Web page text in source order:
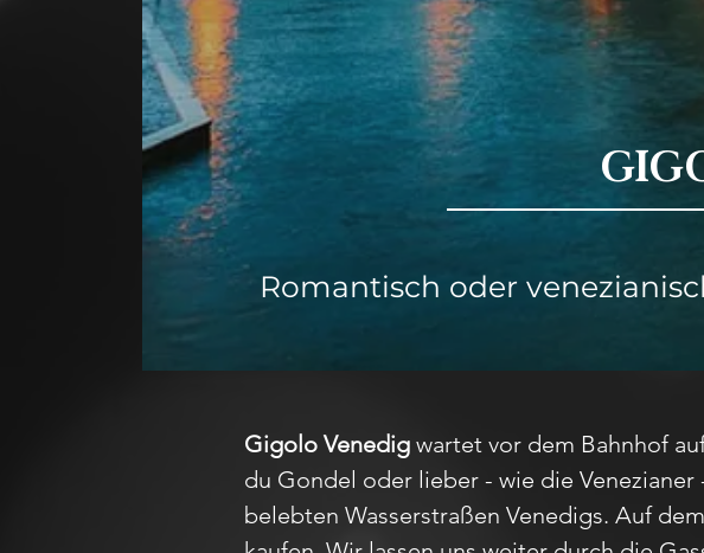
Romantisch oder
Gigolo Venedig wartet vor dem Bahnhof
du Gondel oder lieber - wie die
belebten Wasserstraßen Venedigs. Auf